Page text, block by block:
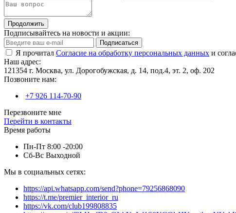
Продолжить
Подписывайтесь на новости и акции:
Подписаться
Я прочитал Согласие на обработку персональных данных и
Наш адрес:
121354 г. Москва, ул. Дорогобужская, д. 14, под.4, эт. 2, оф. 202
Позвоните нам:
+7 926 114-70-90
Перезвоните мне
Перейти в контакты
Время работы
Пн-Пт 8:00 -20:00
Сб-Вс Выходной
Мы в социальных сетях:
https://api.whatsapp.com/send?phone=79256868090
https://t.me/premier_interior_ru
https://vk.com/club199808835